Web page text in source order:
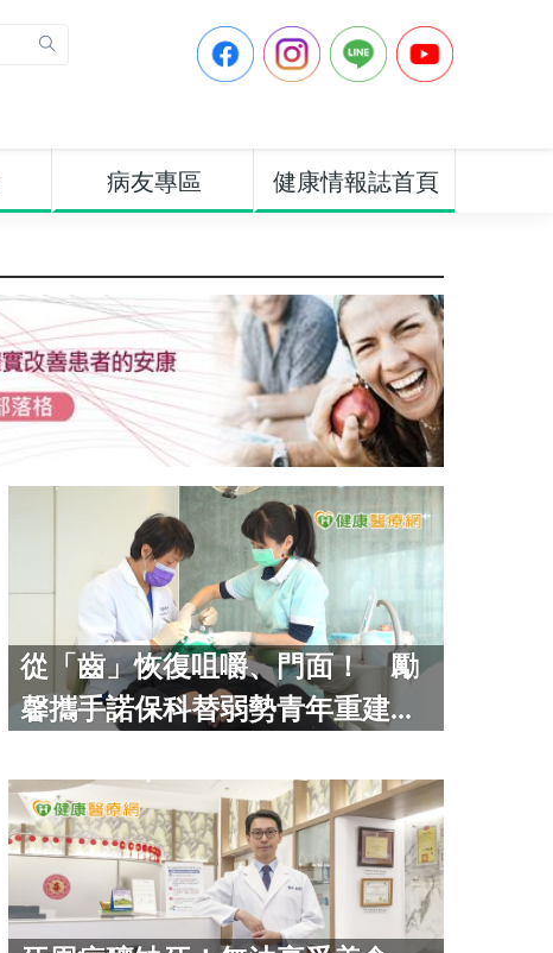
病友專區 健康情報誌首頁
從「齒」恢復咀嚼、門面！ 勵
馨攜手諾保科替弱勢青年重建...